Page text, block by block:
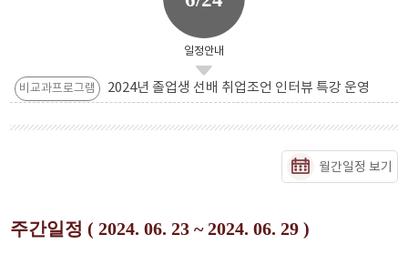
일정안내
비교과프로그램 2024년 졸업생 선배 취업조언 인터뷰 특강 운영
월간일정 보기
주간일정 ( 2024. 06. 23 ~ 2024. 06. 29 )